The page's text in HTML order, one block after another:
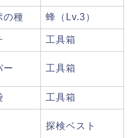
の種 蜂（Lv.3）
工具箱
ー 工具箱
工具箱
探検ベスト